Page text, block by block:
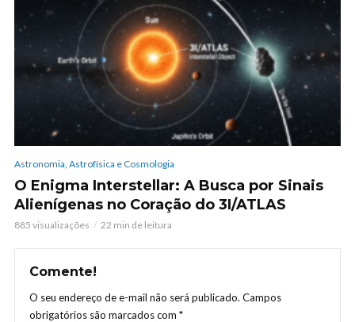
Astronomia, Astrofísica e Cosmologia
O Enigma Interstellar: A Busca por Sinais
Alienígenas no Coração do 3I/ATLAS
885 visualizações 22 min de leitura
Comente!
O seu endereço de e-mail não será publicado. Campos
obrigatórios são marcados com *